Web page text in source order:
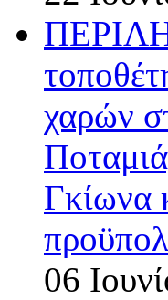
χαρών
Γκίωνα
06